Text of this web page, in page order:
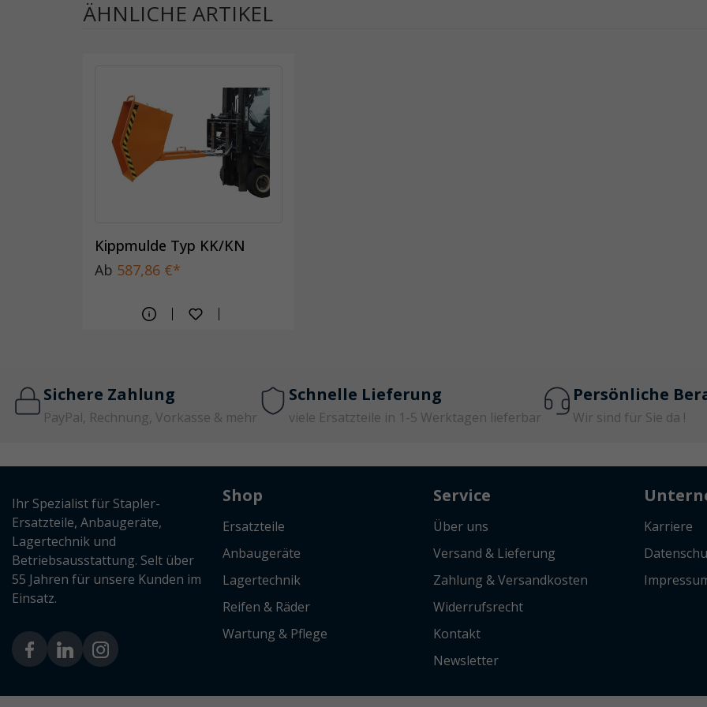
ÄHNLICHE ARTIKEL
Kippmulde Typ KK/KN
Ab 587,86 €*
Sichere Zahlung
PayPal, Rechnung, Vorkasse & mehr
Schnelle Lieferung
viele Ersatzteile in 1-5 Werktagen lieferbar
Persönliche
Wir sind für Sie da !
Ihr Spezialist für Stapler-
Ersatzteile, Anbaugeräte,
Lagertechnik und
Betriebsausstattung. Selt über
55 Jahren für unsere Kunden im
Einsatz.
Shop
Ersatzteile
Anbaugeräte
Lagertechnik
Reifen & Räder
Wartung & Pflege
Service
Über uns
Versand & Lieferung
Zahlung & Versandkosten
Widerrufsrecht
Kontakt
Newsletter
Karriere